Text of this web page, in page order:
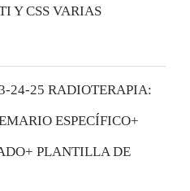
Y CSS VARIAS
24-25 RADIOTERAPIA:
ESPECÍFICO+
PLANTILLA DE